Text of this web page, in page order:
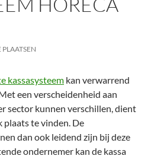
PLAATSEN
kassasysteem kan verwarrend
een verscheidenheid aan
sector kunnen verschillen, dient
plaats te vinden. De
dan ook leidend zijn bij deze
ondernemer kan de kassa